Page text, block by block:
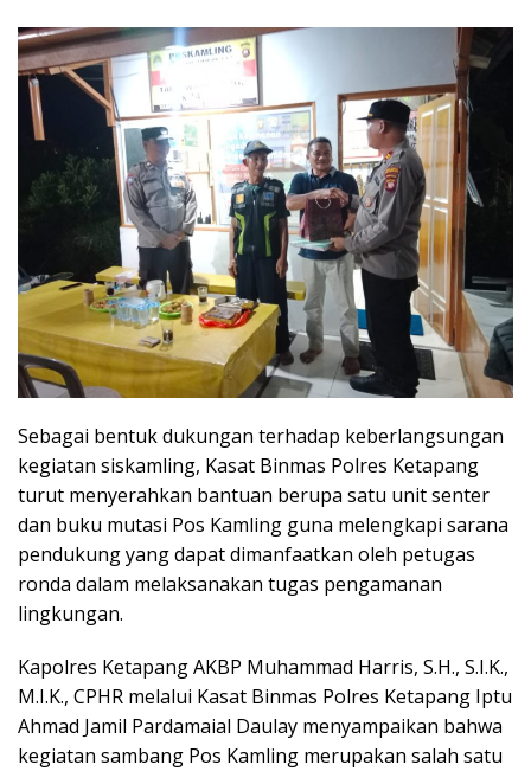
Sebagai bentuk dukungan terhadap keberlangsungan
kegiatan siskamling, Kasat Binmas Polres Ketapang
turut menyerahkan bantuan berupa satu unit senter
dan buku mutasi Pos Kamling guna melengkapi sarana
pendukung yang dapat dimanfaatkan oleh petugas
ronda dalam melaksanakan tugas pengamanan
lingkungan.
Kapolres Ketapang AKBP Muhammad Harris, S.H., S.I.K.,
M.I.K., CPHR melalui Kasat Binmas Polres Ketapang Iptu
Ahmad Jamil Pardamaial Daulay menyampaikan bahwa
kegiatan sambang Pos Kamling merupakan salah satu